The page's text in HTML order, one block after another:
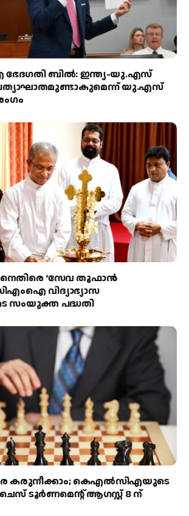
ബിൽ: ഇന്ത്യ-യു.എസ്
യു.എസ്
‘സേവ തൂഫാൻ
വിദ്യാഭ്യാസ
സംയുക്ത പദ്ധതി
കരുനീക്കാം; കെഎൽസിഎയുടെ
ടൂർണമെന്റ് ആഗസ്റ്റ് 8 ന്